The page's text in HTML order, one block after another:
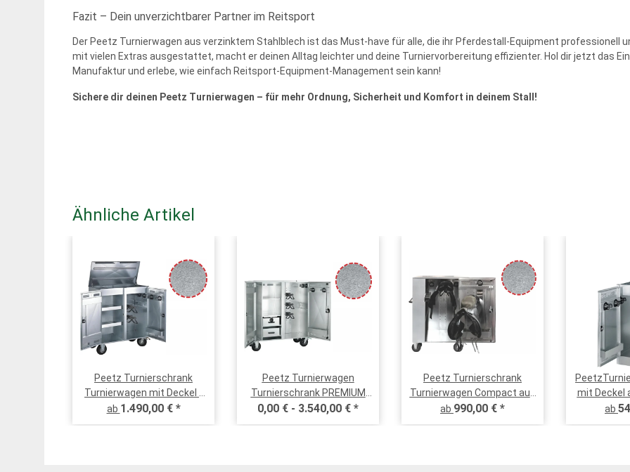
Fazit – Dein unverzichtbarer Partner im Reitsport
Der Peetz Turnierwagen aus verzinktem Stahlblech ist das Must-have für alle, die ihr Pferdestall-Equipment professionell
mit vielen Extras ausgestattet, macht er deinen Alltag leichter und deine Turniervorbereitung effizienter. Hol dir jetzt das
Manufaktur und erlebe, wie einfach Reitsport-Equipment-Management sein kann!
Sichere dir deinen Peetz Turnierwagen – für mehr Ordnung, Sicherheit und Komfort in deinem Stall!
Ähnliche Artikel
Peetz Turnierschrank
Turnierwagen mit Deckel -
COMFORT - verzinkt oder
Edelstahl - wahlweise mit
ab 1.490,00 € *
Peetz Turnierwagen
Turnierschrank PREMIUM
verzinktes Stahlblech oder
Edelstahl
0,00 € - 3.540,00 € *
Peetz Turnierschrank
Turnierwagen Compact aus
verzinktem Stahlblech oder
Edelstahl
ab 990,00 € *
mit Deckel
ab